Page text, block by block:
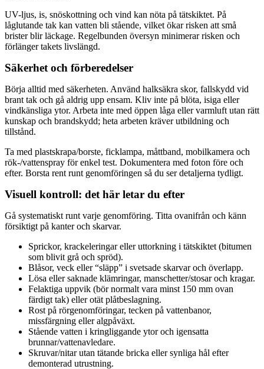
UV-ljus, is, snöskottning och vind kan nöta på tätskiktet. På
låglutande tak kan vatten bli stående, vilket ökar risken att små
brister blir läckage. Regelbunden översyn minimerar risken och
förlänger takets livslängd.
Säkerhet och förberedelser
Börja alltid med säkerheten. Använd halksäkra skor, fallskydd vid
brant tak och gå aldrig upp ensam. Kliv inte på blöta, isiga eller
vindkänsliga ytor. Arbeta inte med öppen låga eller varmluft utan rätt
kunskap och brandskydd; heta arbeten kräver utbildning och
tillstånd.
Ta med plastskrapa/borste, ficklampa, måttband, mobilkamera och
rök-/vattenspray för enkel test. Dokumentera med foton före och
efter. Borsta rent runt genomföringen så du ser detaljerna tydligt.
Visuell kontroll: det här letar du efter
Gå systematiskt runt varje genomföring. Titta ovanifrån och känn
försiktigt på kanter och skarvar.
Sprickor, krackeleringar eller uttorkning i tätskiktet (bitumen
som blivit grå och spröd).
Blåsor, veck eller “släpp” i svetsade skarvar och överlapp.
Lösa eller saknade klämringar, manschetter/stosar och kragar.
Felaktiga uppvik (bör normalt vara minst 150 mm ovan
färdigt tak) eller otät plåtbeslagning.
Rost på rörgenomföringar, tecken på vattenbanor,
missfärgning eller algpåväxt.
Stående vatten i kringliggande ytor och igensatta
brunnar/vattenavledare.
Skruvar/nitar utan tätande bricka eller synliga hål efter
demonterad utrustning.